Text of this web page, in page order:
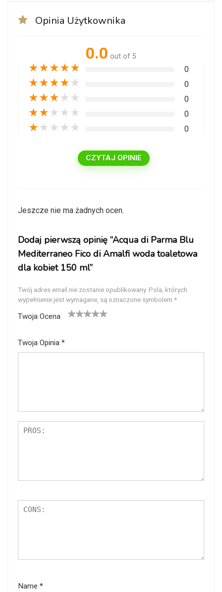
Opinia Użytkownika
0.0 out of 5
★★★★★ 0
★★★★ ★ 0
★★★ ★ ★ 0
★★ ★ ★ ★ 0
★ ★ ★ ★ ★ 0
CZYTAJ OPINIE
Jeszcze nie ma żadnych ocen.
Dodaj pierwszą opinię “Acqua di Parma Blu
Mediterraneo Fico di Amalfi woda toaletowa
dla kobiet 150 ml”
Twój adres email nie zostanie opublikowany. Pola, których
wypełnienie jest wymagane, są oznaczone symbolem *
Twoja Ocena
Twoja Opinia *
Name *